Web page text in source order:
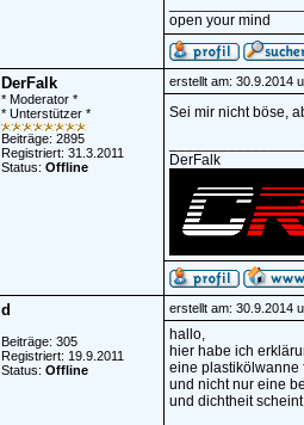
open your mind
DerFalk
* Moderator *
* Unterstützer *
Beiträge: 2895
Registriert: 31.3.2011
Status: Offline
erstellt am: 30.9.2014
Sei mir nicht böse,
DerFalk
d
Beiträge: 305
Registriert: 19.9.2011
Status: Offline
erstellt am: 30.9.2014
hallo,
hier habe ich
eine plastikölwanne
und nicht nur eine
und dichtheit